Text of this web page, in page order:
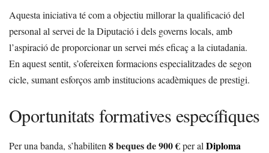
Aquesta iniciativa té com a objectiu millorar la qualificació del
personal al servei de la Diputació i dels governs locals, amb
l’aspiració de proporcionar un servei més eficaç a la ciutadania.
En aquest sentit, s’ofereixen formacions especialitzades de segon
cicle, sumant esforços amb institucions acadèmiques de prestigi.
Oportunitats formatives específiques
Per una banda, s’habiliten 8 beques de 900 €per al Diploma